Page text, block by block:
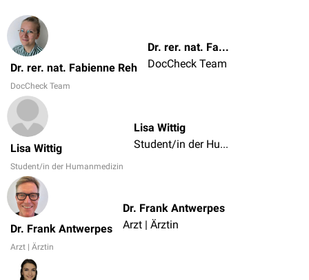
Dr. rer. nat. Fabienne Reh
DocCheck Team
Dr. rer. nat. Fabienne Reh
DocCheck Team
Lisa Wittig
Student/in der Humanmedizin
Lisa Wittig
Student/in der Humanmedizin
Dr. Frank Antwerpes
Arzt | Ärztin
Dr. Frank Antwerpes
Arzt | Ärztin